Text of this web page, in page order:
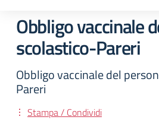
Obbligo vaccinale
scolastico-Pareri
Obbligo vaccinale del
Pareri
Stampa / Condividi